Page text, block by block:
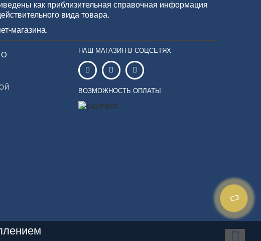
как приблизительная справочная информация
вида товара.
магазина.
НАШ МАГАЗИН В СОЦСЕТЯХ
ВОЗМОЖНОСТЬ ОПЛАТЫ